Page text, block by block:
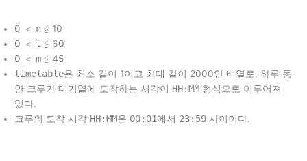
0 ＜ n ≦ 10
0 ＜ t ≦ 60
0 ＜m ≦ 45
timetable은 최소 길이 1이고 최대 길이 2000인 배열로, 하루 동
안 크루가 대기열에 도착하는 시각이 HH:MM 형식으로 이루어져
있다.
크루의 도착 시각 HH:MM은 00:01에서 23:59 사이이다.